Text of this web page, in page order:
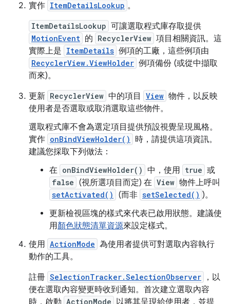
實作 ItemDetailsLookup 。
ItemDetailsLookup 可讓選取程式庫存取提供
MotionEvent 的 RecyclerView 項目相關資訊。這
實際上是 ItemDetails 例項的工廠，這些例項由
RecyclerView.ViewHolder 例項備份 (或從中擷取
而來)。
更新 RecyclerView 中的項目 View 物件，以反映
使用者是否選取或取消選取這些物件。
選取程式庫不會為選定項目提供預設視覺呈現風格。
實作 onBindViewHolder()
時，請提供這項資訊。
建議您採取下列做法：
在 onBindViewHolder() 中，使用 true 或
false (視所選項目而定) 在 View 物件上呼叫
setActivated() (而非 setSelected() )。
更新檢視區塊的樣式來代表已啟用狀態。建議使
用顏色狀態清單資源來設定樣式。
使用 ActionMode 為使用者提供可對選取內容執行
動作的工具。
註冊 SelectionTracker.SelectionObserver
，以
便在選取內容變更時收到通知。首次建立選取內容
時，啟動 ActionMode 以將其呈現給使用者，並提